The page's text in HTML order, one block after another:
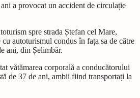
a provocat un accident de circulație
spre strada Ștefan cel Mare,
autoturismul condus în fața sa de către
ani, din Șelimbăr.
vătămarea corporală a conducătorului
de 37 de ani, ambii fiind transportați la